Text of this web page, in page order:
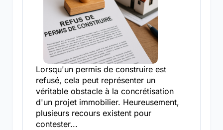
Lorsqu'un permis de construire est
refusé, cela peut représenter un
véritable obstacle à la concrétisation
d'un projet immobilier. Heureusement,
plusieurs recours existent pour
contester...